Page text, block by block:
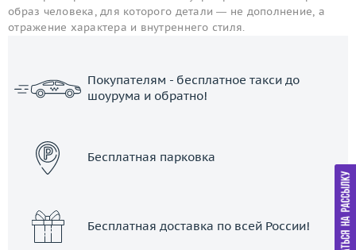
образ человека, для которого детали — не дополнение, а
отражение характера и внутреннего стиля.
Покупателям - бесплатное такси до
шоурума и обратно!
Бесплатная парковка
Бесплатная доставка по всей России!